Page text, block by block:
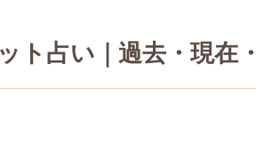
ト占い｜過去・現在